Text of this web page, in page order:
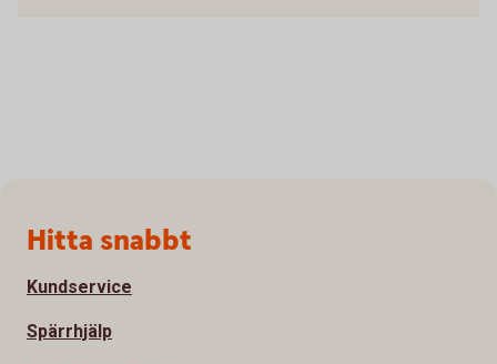
Sidfot
Hitta snabbt
Kundservice
Spärrhjälp